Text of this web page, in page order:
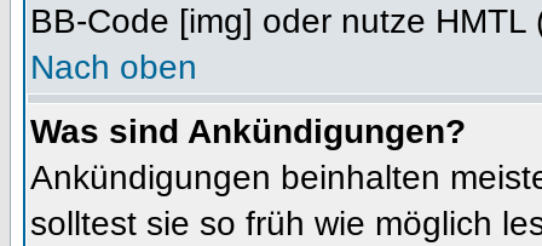
BB-Code [img] oder nutze HMTL
Nach oben
Was sind Ankündigungen?
Ankündigungen beinhalten
solltest sie so früh wie möglich